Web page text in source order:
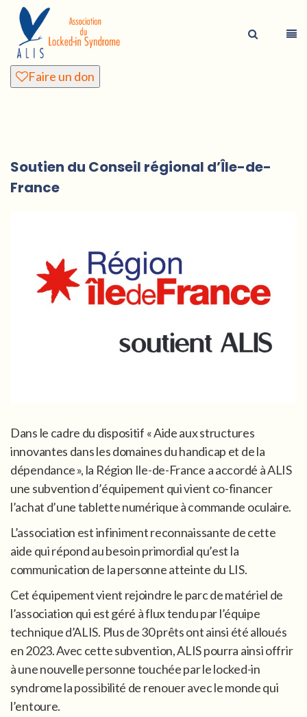
Faire un don
Soutien du Conseil régional d’Île-de-
France
Dans le cadre du dispositif « Aide aux structures
innovantes dans les domaines du handicap et de la
dépendance », la Région Ile-de-France a accordé à ALIS
une subvention d’équipement qui vient co-financer
l’achat d’une tablette numérique à commande oculaire.
L’association est infiniment reconnaissante de cette
aide qui répond au besoin primordial qu’est la
communication de la personne atteinte du LIS.
Cet équipement vient rejoindre le parc de matériel de
l’association qui est géré à flux tendu par l’équipe
technique d’ALIS. Plus de 30 prêts ont ainsi été alloués
en 2023. Avec cette subvention, ALIS pourra ainsi offrir
à une nouvelle personne touchée par le locked-in
syndrome la possibilité de renouer avec le monde qui
l’entoure.